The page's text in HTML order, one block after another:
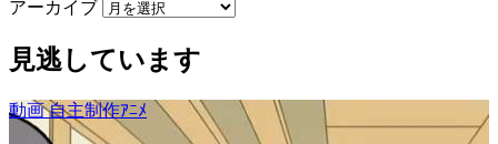
アーカイブ
見逃しています
動画自主制作ｱﾆﾒ